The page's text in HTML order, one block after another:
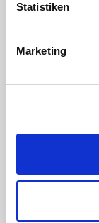
Statistiken
Marketing
Klikkaamalla
kolmen